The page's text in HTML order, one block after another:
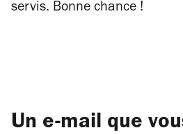
servis. Bonne chance !
Un e-mail que